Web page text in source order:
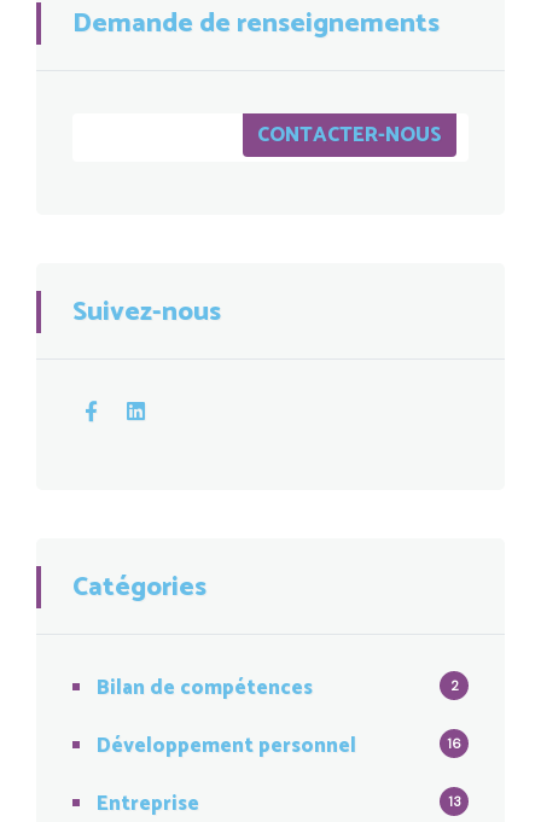
Demande de renseignements
CONTACTER-NOUS
Suivez-nous
Catégories
Bilan de compétences 2
Développement personnel 16
Entreprise 13